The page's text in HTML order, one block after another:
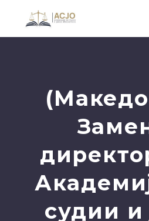
судии и